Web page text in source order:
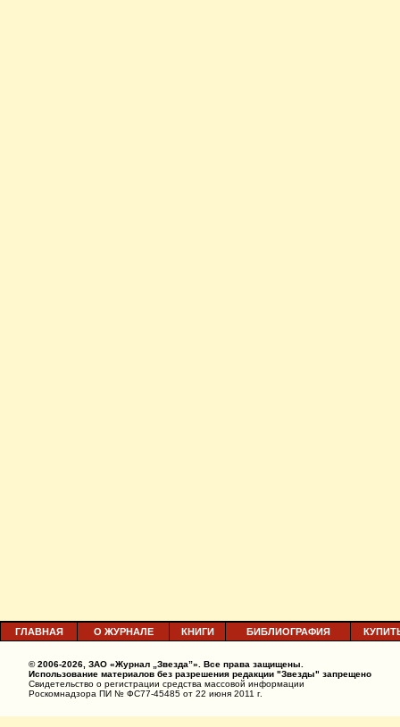
ГЛАВНАЯ О ЖУРНАЛЕ КНИГИ БИБЛИОГРАФИЯ
© 2006-2026, ЗАО «Журнал „Звезда”». Все права защищены.
Использование материалов без разрешения редакции "Звезды" запрещено
Свидетельство о регистрации средства массовой информации
Роскомнадзора ПИ № ФС77-45485 от 22 июня 2011 г.